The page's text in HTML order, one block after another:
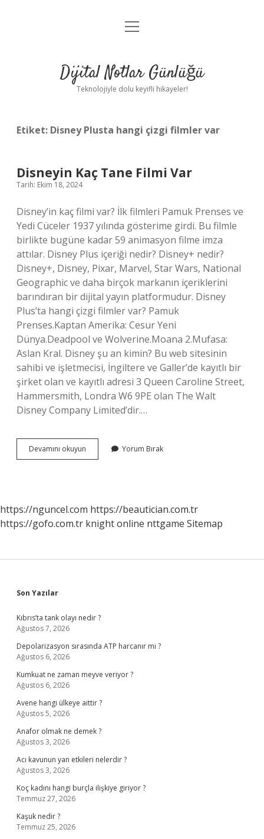
Anasayfa
Yasal Uyarı
menüyü
Dijital Notlar Günlüğü
Teknolojiyle dolu keyifli hikayeler!
Etiket: Disney Plusta hangi çizgi filmler var
Disneyin Kaç Tane Filmi Var
Tarih: Ekim 18, 2024
Disney’in kaç filmi var? İlk filmleri Pamuk Prenses ve
Yedi Cüceler 1937 yılında gösterime girdi. Bu filmle
birlikte bugüne kadar 59 animasyon filme imza
attılar. Disney Plus içeriği nedir? Disney+ nedir?
Disney+, Disney, Pixar, Marvel, Star Wars, National
Geographic ve daha birçok markanın içeriklerini
barındıran bir dijital yayın platformudur. Disney
Plus’ta hangi çizgi filmler var? Pamuk
Prenses.Kaptan Amerika: Cesur Yeni
Dünya.Deadpool ve Wolverine.Moana 2.Mufasa:
Aslan Kral. Disney şu an kimin? Bu web sitesinin
sahibi ve işletmecisi, İngiltere ve Galler’de kayıtlı bir
şirket olan ve kayıtlı adresi 3 Queen Caroline Street,
Hammersmith, Londra W6 9PE olan The Walt
Disney Company Limited’dir.…
Devamını okuyun Disneyin
Kaç
Yorum Bırak
https://nguncel.com https://beautician.com.tr
https://gofo.com.tr knight online nttgame Sitemap
Sidebar
Son Yazılar
Kıbrıs’ta tank olayı nedir ?
Ağustos 7, 2026
Depolarizasyon sırasında ATP harcanır mı ?
Ağustos 6, 2026
Kumkuat ne zaman meyve veriyor ?
Ağustos 6, 2026
Avene hangi ülkeye aittir ?
Ağustos 5, 2026
Anafor olmak ne demek ?
Ağustos 3, 2026
Acı kavunun yan etkileri nelerdir ?
Ağustos 3, 2026
Koç kadını hangi burçla ilişkiye giriyor ?
Temmuz 27, 2026
Kaşuk nedir ?
Temmuz 25, 2026